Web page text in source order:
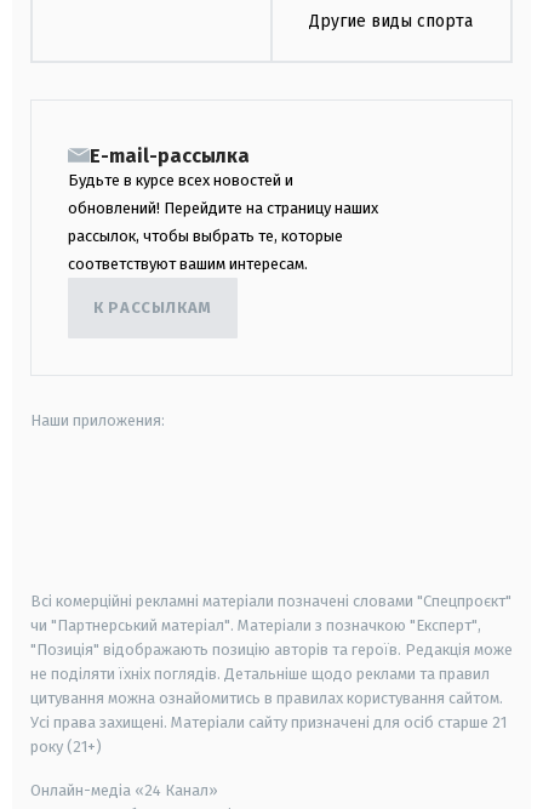
Другие виды спорта
E-mail-рассылка
Будьте в курсе всех новостей и
обновлений! Перейдите на страницу наших
рассылок, чтобы выбрать те, которые
соответствуют вашим интересам.
К РАССЫЛКАМ
Наши приложения:
Всі комерційні рекламні матеріали позначені словами "Спецпроєкт"
чи "Партнерський матеріал". Матеріали з позначкою "Експерт",
"Позиція" відображають позицію авторів та героїв. Редакція може
не поділяти їхніх поглядів. Детальніше щодо реклами та правил
цитування можна ознайомитись в правилах користування сайтом.
Усі права захищені. Матеріали сайту призначені для осіб старше 21
року (21+)
Онлайн-медіа «24 Канал»